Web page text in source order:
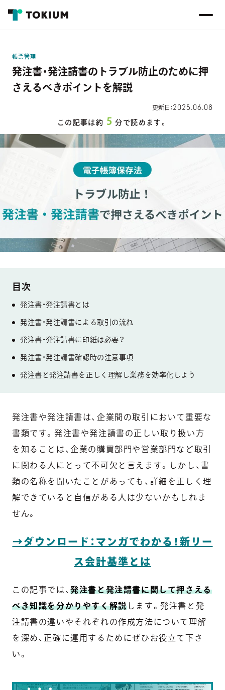
帳票管理
発注書・発注請書のトラブル防止のために押
さえるべきポイントを解説
更新日：2025.06.08
この記事は約 5分で読めます。
発注書・発注請書とは
発注書・発注請書による取引の流れ
発注書・発注請書に印紙は必要？
発注書・発注請書確認時の注意事項
発注書と発注請書を正しく理解し業務を効率化しよう
発注書や発注請書は、企業間の取引において重要な
書類です。発注書や発注請書の正しい取り扱い方
を知ることは、企業の購買部門や営業部門など取引
に関わる人にとって不可欠と言えます。しかし、書
類の名称を聞いたことがあっても、詳細を正しく理
解できていると自信がある人は少ないかもしれま
せん。
→ダウンロード：マンガでわかる！新リー
ス会計基準とは
この記事では、発注書と発注請書に関して押さえる
べき知識を分かりやすく解説します。発注書と発
注請書の違いやそれぞれの作成方法について理解
を深め、正確に運用するためにぜひお役立て下さ
い。